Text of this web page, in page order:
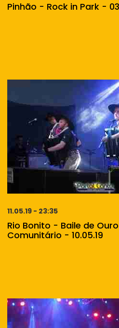
Pinhão - Rock in Park -
11.05.19 - 23:35
Rio Bonito - Baile de
Comunitário - 10.05.19